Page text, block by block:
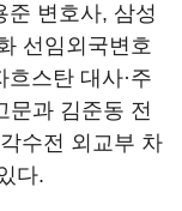
준 변호사, 삼성
선임외국변호
스탄 대사·주
문과 김준동 전
수전 외교부 차
다.